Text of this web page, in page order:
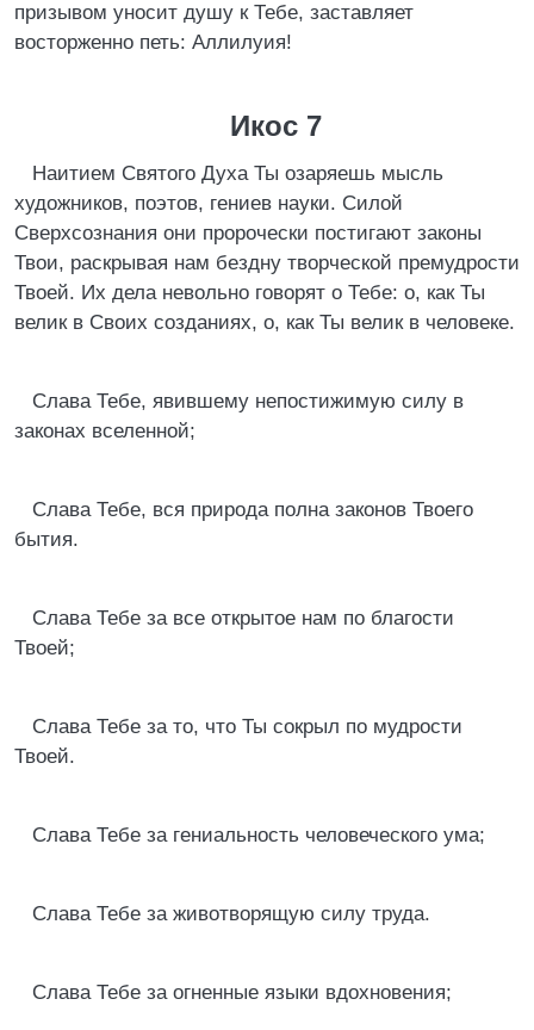
призывом уносит душу к Тебе, заставляет
восторженно петь: Аллилуия!
Икос 7
Наитием Святого Духа Ты озаряешь мысль
художников, поэтов, гениев науки. Силой
Сверхсознания они пророчески постигают законы
Твои, раскрывая нам бездну творческой премудрости
Твоей. Их дела невольно говорят о Тебе: о, как Ты
велик в Своих созданиях, о, как Ты велик в человеке.
Слава Тебе, явившему непостижимую силу в
законах вселенной;
Слава Тебе, вся природа полна законов Твоего
бытия.
Слава Тебе за все открытое нам по благости
Твоей;
Слава Тебе за то, что Ты сокрыл по мудрости
Твоей.
Слава Тебе за гениальность человеческого ума;
Слава Тебе за животворящую силу труда.
Слава Тебе за огненные языки вдохновения;